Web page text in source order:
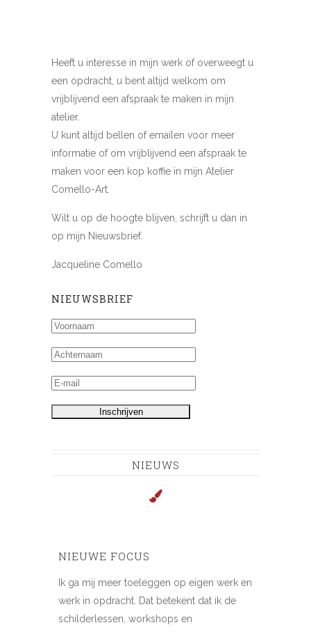
Heeft u interesse in mijn werk of overweegt u
een opdracht, u bent altijd welkom om
vrijblijvend een afspraak te maken in mijn
atelier.
U kunt altijd bellen of emailen voor meer
informatie of om vrijblijvend een afspraak te
maken voor een kop koffie in mijn Atelier
Comello-Art.
Wilt u op de hoogte blijven, schrijft u dan in
op mijn Nieuwsbrief.
Jacqueline Comello
NIEUWSBRIEF
NIEUWS
NIEUWE FOCUS
Ik ga mij meer toeleggen op eigen werk en
werk in opdracht. Dat betekent dat ik de
schilderlessen, workshops en